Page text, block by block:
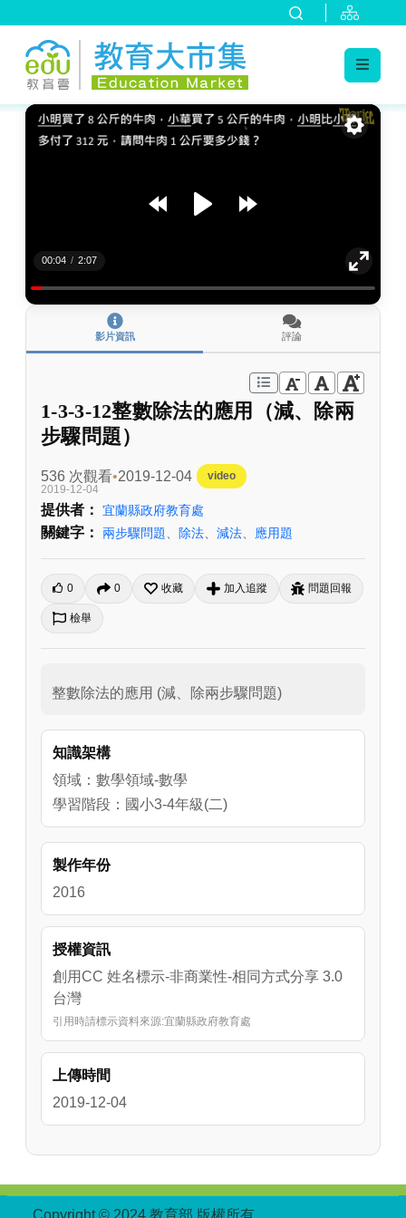
:::
00:04 / 2:07
影片資訊 評論
1-3-3-12整數除法的應用（減、除兩
步驟問題）
536 次觀看 2019-12-04
video
2019-12-04
提供者： 宜蘭縣政府教育處
關鍵字： 兩步驟問題 除法 減法 應用題
0 0 收藏 加入追蹤 問題回報
檢舉
整數除法的應用 (減、除兩步驟問題)
知識架構
領域：數學領域-數學
學習階段：國小3-4年級(二)
製作年份
2016
授權資訊
創用CC 姓名標示-非商業性-相同方式分享 3.0
台灣
引用時請標示資料來源:宜蘭縣政府教育處
上傳時間
2019-12-04
Copyright © 2024 教育部 版權所有